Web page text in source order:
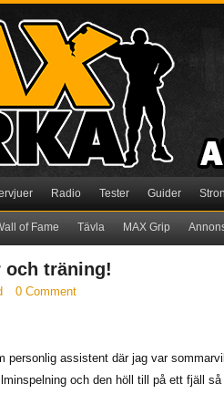
Radio Tester Guider
of Fame Tävla MAX Grip
och träning!
0 Comment
personlig assistent där jag var
och den höll till på ett fjäll